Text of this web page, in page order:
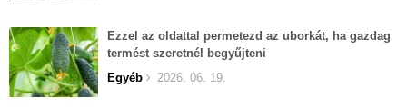
Ezzel az oldattal permetezd az uborkát, ha gazdag
termést szeretnél begyűjteni
Egyéb
2026. 06. 19.